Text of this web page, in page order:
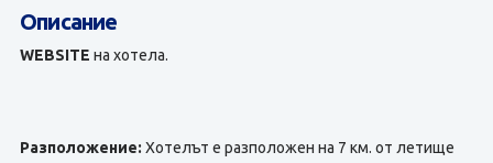
Описание
WEBSITE на хотела.
Разположение: Хотелът е разположен на 7 км. от летище